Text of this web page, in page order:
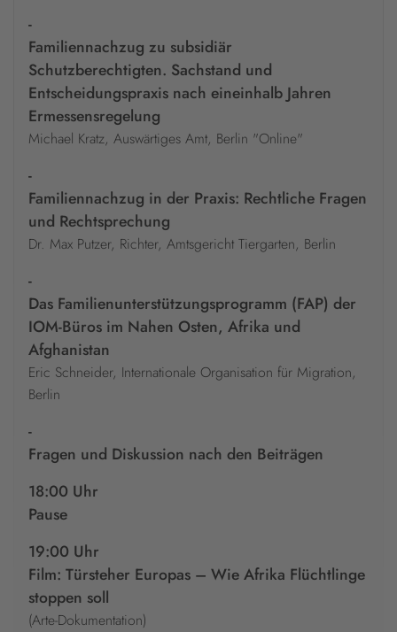
-
Familiennachzug zu subsidiär
Schutzberechtigten. Sachstand und
Entscheidungspraxis nach eineinhalb Jahren
Ermessensregelung
Michael Kratz, Auswärtiges Amt, Berlin "Online"
-
Familiennachzug in der Praxis: Rechtliche Fragen
und Rechtsprechung
Dr. Max Putzer, Richter, Amtsgericht Tiergarten, Berlin
-
Das Familienunterstützungsprogramm (FAP) der
IOM-Büros im Nahen Osten, Afrika und
Afghanistan
Eric Schneider, Internationale Organisation für Migration,
Berlin
-
Fragen und Diskussion nach den Beiträgen
18:00 Uhr
Pause
19:00 Uhr
Film: Türsteher Europas – Wie Afrika Flüchtlinge
stoppen soll
(Arte-Dokumentation)